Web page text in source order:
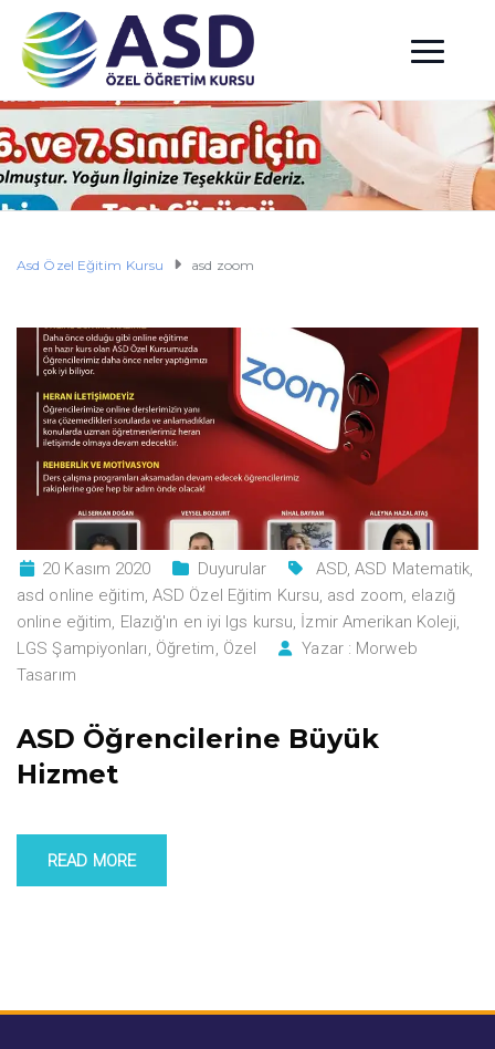
Asd Özel Eğitim Kursu asd zoom
20 Kasım 2020 Duyurular ASD,ASD Matematik,
asd online eğitim, ASD Özel Eğitim Kursu, asd zoom, elazığ
online eğitim, Elazığ'ın en iyi lgs kursu, İzmir Amerikan Koleji,
LGS Şampiyonları, Öğretim, Özel Yazar : Morweb
Tasarım
ASD Öğrencilerine Büyük
Hizmet
READ MORE